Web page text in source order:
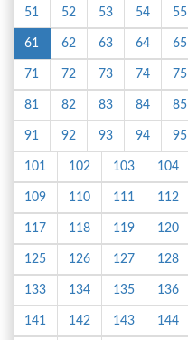
51 52 53 54 55
61 62 63 64 65
71 72 73 74 75
81 82 83 84 85
91 92 93 94 95
101 102 103 104
109 110 111 112
117 118 119 120
125 126 127 128
133 134 135 136
141 142 143 144